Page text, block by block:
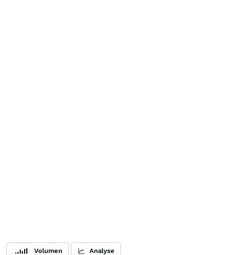
Volumen Analyse